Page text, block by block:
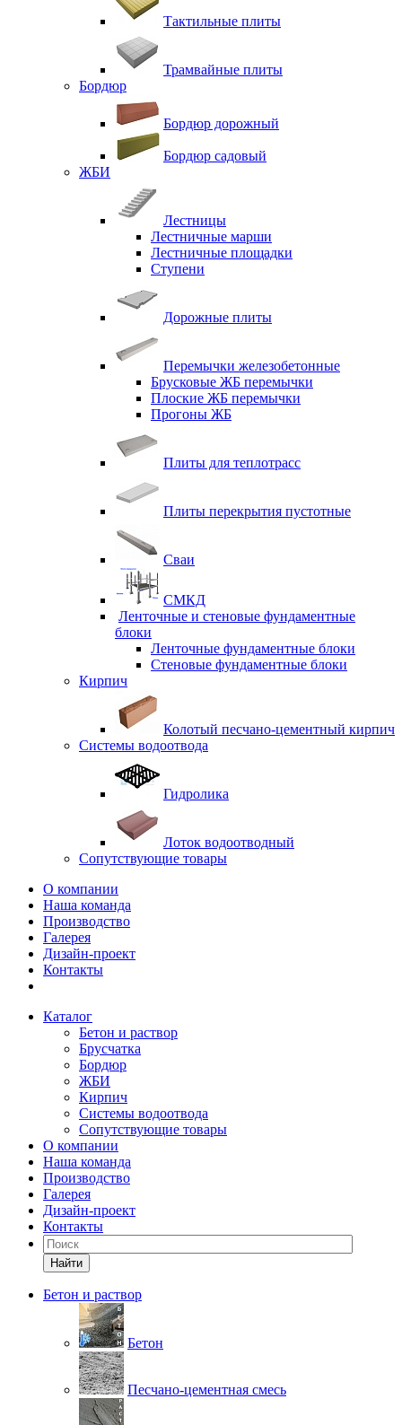
Тактильные плиты
Трамвайные плиты
Бордюр
Бордюр дорожный
Бордюр садовый
ЖБИ
Лестницы
Лестничные марши
Лестничные площадки
Ступени
Дорожные плиты
Перемычки железобетонные
Брусковые ЖБ перемычки
Плоские ЖБ перемычки
Прогоны ЖБ
Плиты для теплотрасс
Плиты перекрытия пустотные
Сваи
СМКД
Ленточные и стеновые фундаментные
блоки
Ленточные фундаментные блоки
Стеновые фундаментные блоки
Кирпич
Колотый песчано-цементный кирпич
Системы водоотвода
Гидролика
Лоток водоотводный
Сопутствующие товары
О компании
Наша команда
Производство
Галерея
Дизайн-проект
Контакты
Каталог
Бетон и раствор
Брусчатка
Бордюр
ЖБИ
Кирпич
Системы водоотвода
Сопутствующие товары
О компании
Наша команда
Производство
Галерея
Дизайн-проект
Контакты
Найти
Бетон и раствор
Бетон
Песчано-цементная смесь